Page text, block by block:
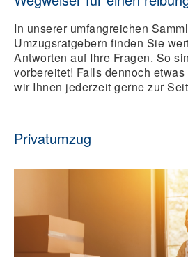
In unserer umfangreichen
Umzugsratgebern finden Sie
Antworten auf Ihre Fragen. So
vorbereitet! Falls dennoch
wir Ihnen jederzeit gerne zur
Privatumzug